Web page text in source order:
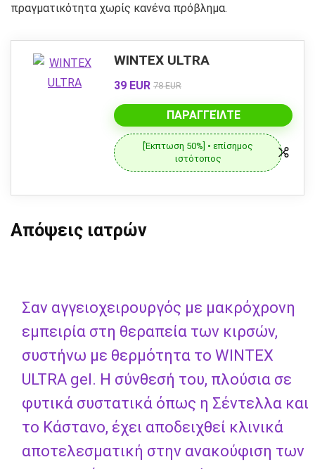
πραγματικότητα χωρίς κανένα πρόβλημα.
WINTEX ULTRA
39 EUR 78 EUR
ΠΑΡΑΓΓΕΊΛΤΕ
[Έκπτωση 50%] • επίσημος
ιστότοπος
Απόψεις ιατρών
Σαν αγγειοχειρουργός με μακρόχρονη
εμπειρία στη θεραπεία των κιρσών,
συστήνω με θερμότητα το WINTEX
ULTRA gel. Η σύνθεσή του, πλούσια σε
φυτικά συστατικά όπως η Σέντελλα και
το Κάστανο, έχει αποδειχθεί κλινικά
αποτελεσματική στην ανακούφιση των